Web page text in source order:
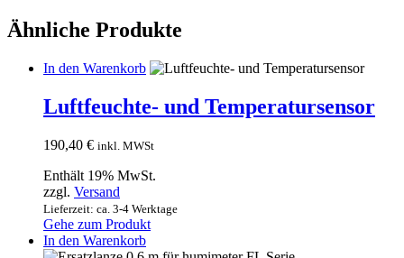
Ähnliche Produkte
In den Warenkorb
Luftfeuchte- und Temperatursensor
190,40 € inkl. MWSt
Enthält 19% MwSt.
zzgl. Versand
Lieferzeit: ca. 3-4 Werktage
Gehe zum Produkt
In den Warenkorb